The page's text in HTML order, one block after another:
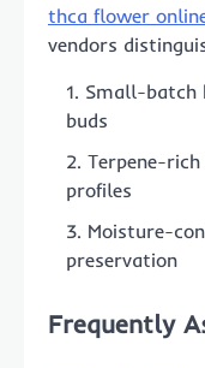
thca flower
vendors
Small-batch
buds
Terpene-
profiles
Moisture-
preservation
Frequently